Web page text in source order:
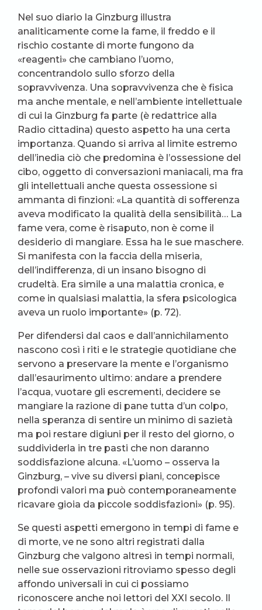
Nel suo diario la Ginzburg illustra
analiticamente come la fame, il freddo e il
rischio costante di morte fungono da
«reagenti» che cambiano l’uomo,
concentrandolo sullo sforzo della
sopravvivenza. Una sopravvivenza che è fisica
ma anche mentale, e nell’ambiente intellettuale
di cui la Ginzburg fa parte (è redattrice alla
Radio cittadina) questo aspetto ha una certa
importanza. Quando si arriva al limite estremo
dell’inedia ciò che predomina è l’ossessione del
cibo, oggetto di conversazioni maniacali, ma fra
gli intellettuali anche questa ossessione si
ammanta di finzioni: «La quantità di sofferenza
aveva modificato la qualità della sensibilità… La
fame vera, come è risaputo, non è come il
desiderio di mangiare. Essa ha le sue maschere.
Si manifesta con la faccia della miseria,
dell’indifferenza, di un insano bisogno di
crudeltà. Era simile a una malattia cronica, e
come in qualsiasi malattia, la sfera psicologica
aveva un ruolo importante» (p. 72).
Per difendersi dal caos e dall’annichilamento
nascono così i riti e le strategie quotidiane che
servono a preservare la mente e l’organismo
dall’esaurimento ultimo: andare a prendere
l’acqua, vuotare gli escrementi, decidere se
mangiare la razione di pane tutta d’un colpo,
nella speranza di sentire un minimo di sazietà
ma poi restare digiuni per il resto del giorno, o
suddividerla in tre pasti che non daranno
soddisfazione alcuna. «L’uomo – osserva la
Ginzburg, – vive su diversi piani, concepisce
profondi valori ma può contemporaneamente
ricavare gioia da piccole soddisfazioni» (p. 95).
Se questi aspetti emergono in tempi di fame e
di morte, ve ne sono altri registrati dalla
Ginzburg che valgono altresì in tempi normali,
nelle sue osservazioni ritroviamo spesso degli
affondo universali in cui ci possiamo
riconoscere anche noi lettori del XXI secolo. Il